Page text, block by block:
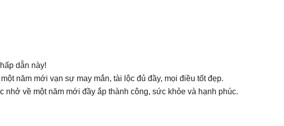
dẫn này!
năm mới vạn sự may mắn, tài lộc đủ đầy, mọi điều tốt đẹp.
nhở về một năm mới đầy ắp thành công, sức khỏe và hạnh phúc.